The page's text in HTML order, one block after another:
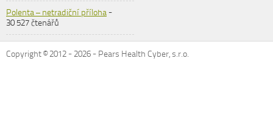
Polenta – netradiční příloha-
30 527 čtenářů
Copyright © 2012 -2026 - Pears Health Cyber, s.r.o.